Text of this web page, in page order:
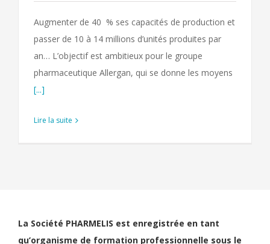
Augmenter de 40 % ses capacités de production et
passer de 10 à 14 millions d’unités produites par
an… L’objectif est ambitieux pour le groupe
pharmaceutique Allergan, qui se donne les moyens
[...]
Lire la suite
La Société PHARMELIS est enregistrée en tant
qu’organisme de formation professionnelle sous le